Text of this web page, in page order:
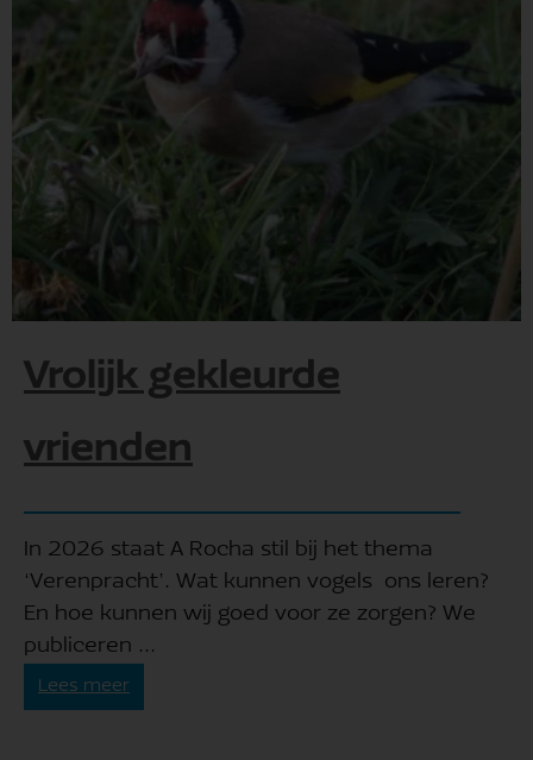
Vrolijk gekleurde
vrienden
In 2026 staat A Rocha stil bij het thema
‘Verenpracht’. Wat kunnen vogels ons leren?
En hoe kunnen wij goed voor ze zorgen? We
publiceren ...
Lees meer